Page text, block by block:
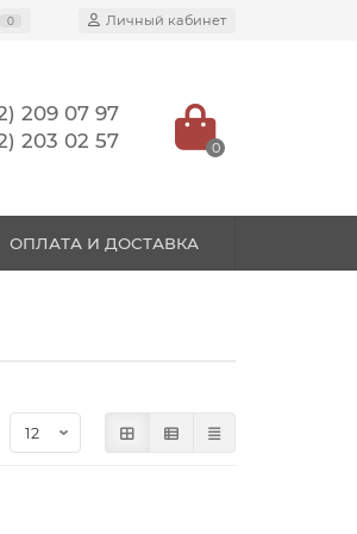
0 Личный кабинет
209 07 97
203 02 57
0
ОПЛАТА И ДОСТАВКА